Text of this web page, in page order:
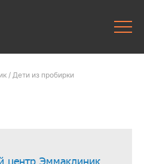
/ Дети из пробирки
центр Эммаклиник